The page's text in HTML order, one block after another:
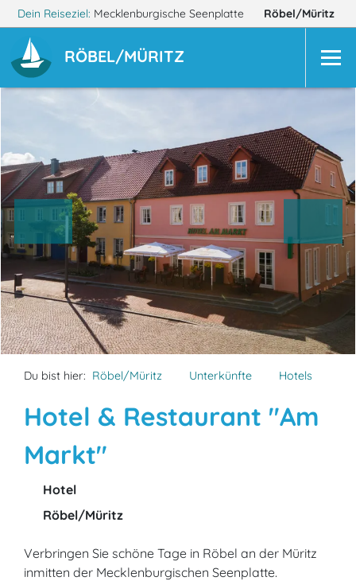
Dein Reiseziel: Mecklenburgische Seenplatte Röbel/Müritz
RÖBEL/MÜRITZ
Du bist hier: Röbel/Müritz Unterkünfte Hotels
Hotel & Restaurant "Am
Markt"
Hotel
Röbel/Müritz
Verbringen Sie schöne Tage in Röbel an der Müritz
inmitten der Mecklenburgischen Seenplatte.